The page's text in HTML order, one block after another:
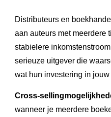
Distributeurs en
aan auteurs met meerdere
stabielere
serieuze uitgever die
wat hun investering in
Cross-
wanneer je meerdere